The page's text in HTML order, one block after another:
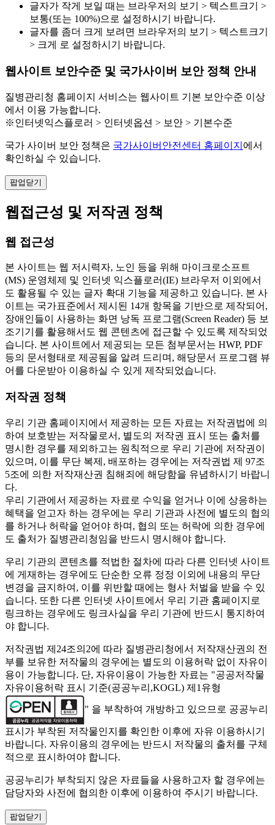
글자가 작게 보일 때는 브라우저의 보기 > 텍스트크기 >
보통(또는 100%)으로 설정하시기 바랍니다.
글자를 좀더 크게 보려면 브라우저의 보기 > 텍스트크기
> 크게 로 설정하시기 바랍니다.
웹사이트 보안수준 및 국가사이버 보안 정책 안내
질병관리청 홈페이지 서비스는 웹사이트 기본 보안수준 이상
에서 이용 가능합니다.
※인터넷익스플로러 > 인터넷옵션 > 보안 > 기본수준
국가 사이버 보안 정책은 국가사이버안전센터 홈페이지 에서
확인하실 수 있습니다.
팝업닫기
웹접근성 및 저작권 정책
웹 접근성
본 사이트는 웹 저시력자, 노인 등을 위해 마이크로소프트
(MS) 운영체제 및 인터넷 익스플로러(IE) 브라우저 이외에서
도 활용될 수 있는 글자 확대 기능을 제공하고 있습니다. 본 사
이트는 국가표준에서 제시된 14개 항목을 기반으로 제작되어,
장애인들이 사용하는 화면 낭독 프로그램(Screen Reader) 등 보
조기기를 활용해서도 웹 콘텐츠에 접근할 수 있도록 제작되었
습니다. 본 사이트에서 제공되는 모든 첨부문서는 HWP, PDF
등의 문서형태로 제공됨을 알려 드리며, 해당문서 프로그램 뷰
어를 다운받아 이용하실 수 있게 제작되었습니다.
저작권 정책
우리 기관 홈페이지에서 제공하는 모든 자료는 저작권법에 의
하여 보호받는 저작물로서, 별도의 저작권 표시 또는 출처를
명시한 경우를 제외하고는 원칙적으로 우리 기관에 저작권이
있으며, 이를 무단 복제, 배포하는 경우에는 저작권법 제 97조
5조에 의한 저작재산권 침해죄에 해당함을 유념하시기 바랍니
다.
우리 기관에서 제공하는 자료로 수익을 얻거나 이에 상응하는
혜택을 얻고자 하는 경우에는 우리 기관과 사전에 별도의 협의
를 하거나 허락을 얻어야 하며, 협의 또는 허락에 의한 경우에
도 출처가 질병관리청임을 반드시 명시해야 합니다.
우리 기관의 콘텐츠를 적법한 절차에 따라 다른 인터넷 사이트
에 게재하는 경우에도 단순한 오류 정정 이외에 내용의 무단
변경을 금지하여, 이를 위반할 때에는 형사 처벌을 받을 수 있
습니다. 또한 다른 인터넷 사이트에서 우리 기관 홈페이지로
링크하는 경우에도 링크사실을 우리 기관에 반드시 통지하여
야 합니다.
저작권법 제24조의2에 따라 질병관리청에서 저작재산권의 전
부를 보유한 저작물의 경우에는 별도의 이용허락 없이 자유이
용이 가능합니다. 단, 자유이용이 가능한 자료는 "공공저작물
자유이용허락 표시 기준(공공누리,KOGL) 제1유형
" 을 부착하여 개방하고 있으므로 공공누리
표시가 부착된 저작물인지를 확인한 이후에 자유 이용하시기
바랍니다. 자유이용의 경우에는 반드시 저작물의 출처를 구체
적으로 표시하여야 합니다.
공공누리가 부착되지 않은 자료들을 사용하고자 할 경우에는
담당자와 사전에 협의한 이후에 이용하여 주시기 바랍니다.
팝업닫기